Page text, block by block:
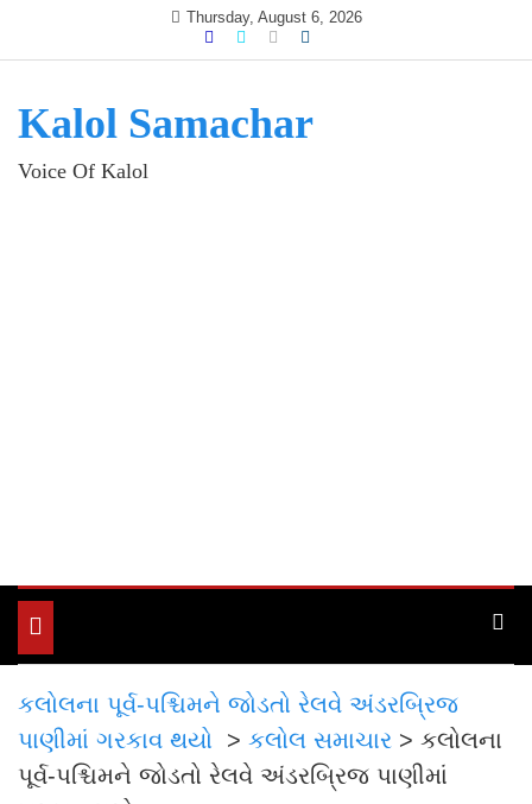
Thursday, August 6, 2026
Kalol Samachar
Voice Of Kalol
Toggle
navigation
કલોલના પૂર્વ-પશ્ચિમને જોડતો રેલવે અંડરબ્રિજ
પાણીમાં ગરકાવ થયો
> કલોલ સમાચાર > કલોલના
પૂર્વ-પશ્ચિમને જોડતો રેલવે અંડરબ્રિજ પાણીમાં